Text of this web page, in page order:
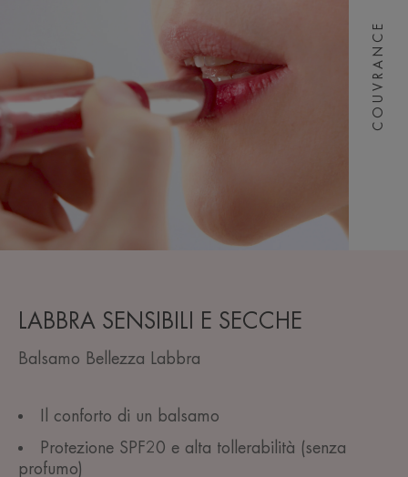
LABBRA SENSIBILI E SECCHE
Balsamo Bellezza Labbra
Il conforto di un balsamo
Protezione SPF20 e alta tollerabilità (senza
profumo)
COUVRANCE